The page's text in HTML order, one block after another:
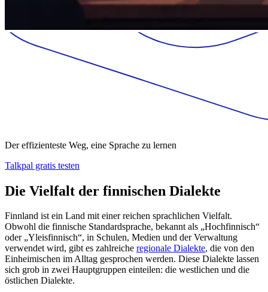
Der effizienteste Weg, eine Sprache zu lernen
Talkpal gratis testen
Die Vielfalt der finnischen Dialekte
Finnland ist ein Land mit einer reichen sprachlichen Vielfalt.
Obwohl die finnische Standardsprache, bekannt als „Hochfinnisch“
oder „Yleisfinnisch“, in Schulen, Medien und der Verwaltung
verwendet wird, gibt es zahlreiche regionale Dialekte, die von den
Einheimischen im Alltag gesprochen werden. Diese Dialekte lassen
sich grob in zwei Hauptgruppen einteilen: die westlichen und die
östlichen Dialekte.